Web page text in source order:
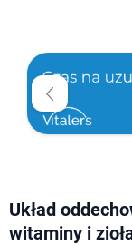
Układ
witaminy i